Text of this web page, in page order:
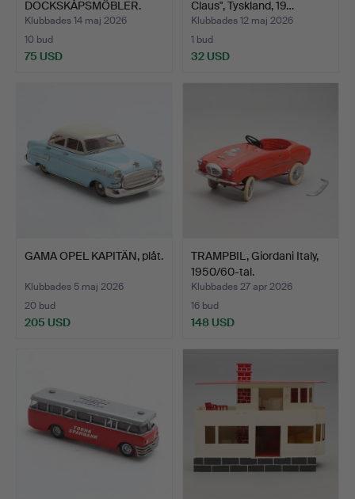
DOCKSKÅPSMÖBLER.
Mestadels Lundby.…
Klubbades 14 maj 2026
10 bud
75 USD
Claus", Tyskland, 19…
Klubbades 12 maj 2026
1 bud
32 USD
GAMA OPEL KAPITÄN, plåt.
Klubbades 5 maj 2026
20 bud
205 USD
TRAMPBIL, Giordani Italy,
1950/60-tal.
Klubbades 27 apr 2026
16 bud
148 USD